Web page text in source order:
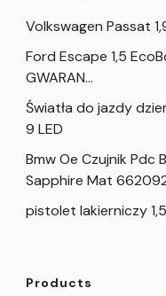
Volkswagen Passat
Ford Escape 1,5
GWARAN…
Światła do jazdy
9 LED
Bmw Oe Czujnik Pdc
Sapphire Mat
pistolet lakierniczy
Products